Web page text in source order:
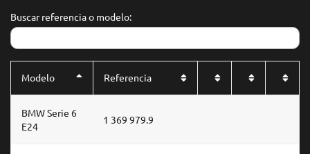
Buscar referencia o modelo:
Modelo Referencia
BMW Serie 6
E24
1 369 979.9